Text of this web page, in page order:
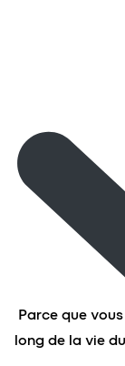
Parce que
long de la vie